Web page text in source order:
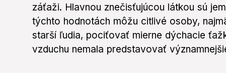
záťaži. Hlavnou znečisťujúcou látkou sú
týchto hodnotách môžu citlivé osoby,
starší ľudia, pociťovať mierne dýchacie
vzduchu nemala predstavovať